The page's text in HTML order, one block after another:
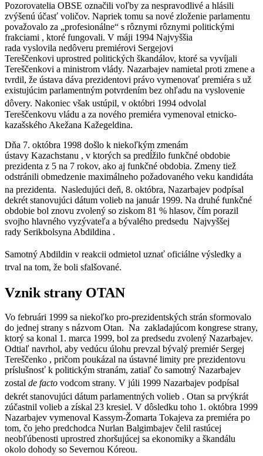
Pozorovatelia OBSE označili voľby za nespravodlivé a hlásili
zvýšenú účasť voličov. Napriek tomu sa nové zloženie parlamentu
považovalo za „profesionálne“ s rôznymi rôznymi politickými
frakciami , ktoré fungovali. V máji 1994 Najvyššia
rada vyslovila nedôveru premiérovi Sergejovi
Tereščenkovi uprostred politických škandálov, ktoré sa vyvíjali
Tereščenkovi a ministrom vlády. Nazarbajev namietal proti zmene a
tvrdil, že ústava dáva prezidentovi právo vymenovať premiéra s už
existujúcim parlamentným potvrdením bez ohľadu na vyslovenie
dôvery. Nakoniec však ustúpil, v októbri 1994 odvolal
Tereščenkovu vládu a za nového premiéra vymenoval etnicko-
kazašského Akežana Kažegeldina.
Dňa 7. októbra 1998 došlo k niekoľkým zmenám
ústavy Kazachstanu , v ktorých sa predĺžilo funkčné obdobie
prezidenta z 5 na 7 rokov, ako aj funkčné obdobia. Zmeny tiež
odstránili obmedzenie maximálneho požadovaného veku kandidáta
na prezidenta. Nasledujúci deň, 8. októbra, Nazarbajev podpísal
dekrét stanovujúci dátum volieb na január 1999. Na druhé funkčné
obdobie bol znovu zvolený so ziskom 81 % hlasov, čím porazil
svojho hlavného vyzývateľa a bývalého predsedu Najvyššej
rady Serikbolsyna Abdildina .
​​Samotný Abdildin v reakcii odmietol uznať oficiálne výsledky a
trval na tom, že boli sfalšované.
Vznik strany OTAN
Vo februári 1999 sa niekoľko pro-prezidentských strán sformovalo
do jednej strany s názvom Otan. Na zakladajúcom kongrese strany,
ktorý sa konal 1. marca 1999, bol za predsedu zvolený Nazarbajev.
Odtiaľ navrhol, aby vedúcu úlohu prevzal bývalý premiér Sergej
Tereščenko , pričom poukázal na ústavné limity pre prezidentovu
príslušnosť k politickým stranám, zatiaľ čo samotný Nazarbajev
zostal de facto vodcom strany. V júli 1999 Nazarbajev podpísal
dekrét stanovujúci dátum parlamentných volieb . Otan sa prvýkrát
zúčastnil volieb a získal 23 kresiel. V dôsledku toho 1. októbra 1999
Nazarbajev vymenoval Kassym-Žomarta Tokajeva za premiéra po
tom, čo jeho predchodca Nurlan Balgimbajev čelil rastúcej
neobľúbenosti uprostred zhoršujúcej sa ekonomiky a škandálu
okolo dohody so Severnou Kóreou.